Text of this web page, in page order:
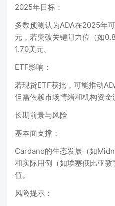
‌2025年目标‌：
多数预测认为ADA在2025年
元，若突破关键阻力位（如
1.70美元‌。
‌ETF影响‌：
若现货ETF获批，可能推动
但需依赖市场情绪和机构资金
长期前景与风险
‌基本面支撑‌：
Cardano的生态发展（如
和实际用例（如埃塞俄比亚
值‌。
‌风险提示‌：